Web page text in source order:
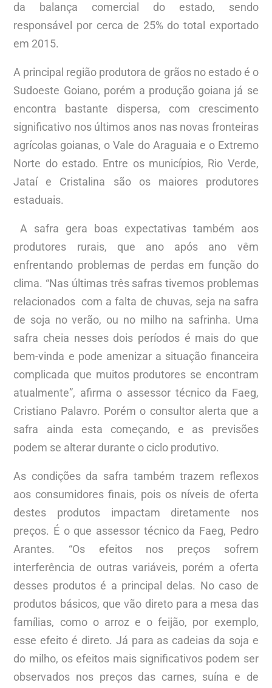
da balança comercial do estado, sendo
responsável por cerca de 25% do total exportado
em 2015.
A principal região produtora de grãos no estado é o
Sudoeste Goiano, porém a produção goiana já se
encontra bastante dispersa, com crescimento
significativo nos últimos anos nas novas fronteiras
agrícolas goianas, o Vale do Araguaia e o Extremo
Norte do estado. Entre os municípios, Rio Verde,
Jataí e Cristalina são os maiores produtores
estaduais.
A safra gera boas expectativas também aos
produtores rurais, que ano após ano vêm
enfrentando problemas de perdas em função do
clima. “Nas últimas três safras tivemos problemas
relacionados com a falta de chuvas, seja na safra
de soja no verão, ou no milho na safrinha. Uma
safra cheia nesses dois períodos é mais do que
bem-vinda e pode amenizar a situação financeira
complicada que muitos produtores se encontram
atualmente”, afirma o assessor técnico da Faeg,
Cristiano Palavro. Porém o consultor alerta que a
safra ainda esta começando, e as previsões
podem se alterar durante o ciclo produtivo.
As condições da safra também trazem reflexos
aos consumidores finais, pois os níveis de oferta
destes produtos impactam diretamente nos
preços. É o que assessor técnico da Faeg, Pedro
Arantes. “Os efeitos nos preços sofrem
interferência de outras variáveis, porém a oferta
desses produtos é a principal delas. No caso de
produtos básicos, que vão direto para a mesa das
famílias, como o arroz e o feijão, por exemplo,
esse efeito é direto. Já para as cadeias da soja e
do milho, os efeitos mais significativos podem ser
observados nos preços das carnes, suína e de